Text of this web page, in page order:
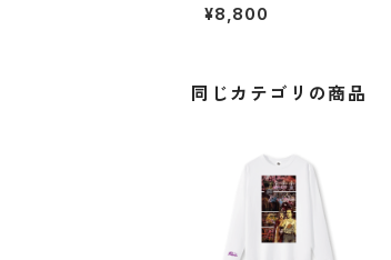
¥8,800
同じカテゴリの商品